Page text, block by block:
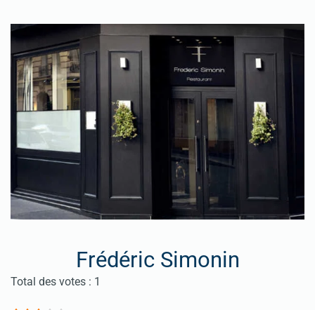
Frédéric Simonin
Vote utilisateur:3/
Total des votes : 1